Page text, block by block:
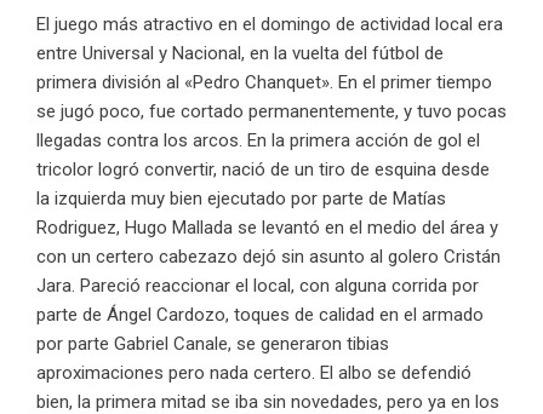
El juego más atractivo en el domingo de actividad local era
entre Universal y Nacional, en la vuelta del fútbol de
primera división al «Pedro Chanquet». En el primer tiempo
se jugó poco, fue cortado permanentemente, y tuvo pocas
llegadas contra los arcos. En la primera acción de gol el
tricolor logró convertir, nació de un tiro de esquina desde
la izquierda muy bien ejecutado por parte de Matías
Rodriguez, Hugo Mallada se levantó en el medio del área y
con un certero cabezazo dejó sin asunto al golero Cristán
Jara. Pareció reaccionar el local, con alguna corrida por
parte de Ángel Cardozo, toques de calidad en el armado
por parte Gabriel Canale, se generaron tibias
aproximaciones pero nada certero. El albo se defendió
bien, la primera mitad se iba sin novedades, pero ya en los